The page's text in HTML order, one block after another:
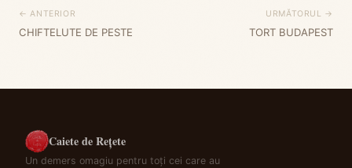
← ANTERIOR
CHIFTELUTE DE PESTE
URMĂTORUL →
TORT BUDAPEST
Caiete de Rețete
Un demers omagiu pentru toți cei care au